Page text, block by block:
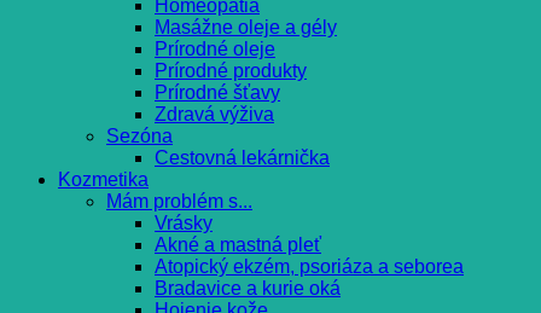
Homeopatia
Masážne oleje a gély
Prírodné oleje
Prírodné produkty
Prírodné šťavy
Zdravá výživa
Sezóna
Cestovná lekárnička
Kozmetika
Mám problém s...
Vrásky
Akné a mastná pleť
Atopický ekzém, psoriáza a seborea
Bradavice a kurie oká